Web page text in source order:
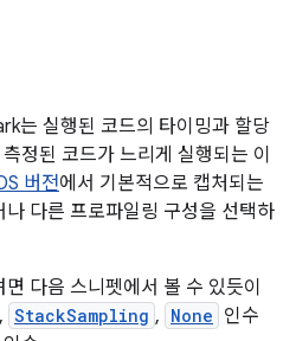
는 실행된 코드의 타이밍과 할당
정된 코드가 느리게 실행되는 이
버전에서 기본적으로 캡처되는
다른 프로파일링 구성을 선택하
다음 스니펫에서 볼 수 있듯이
StackSampling , None 인수